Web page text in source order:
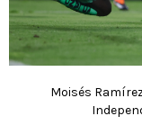
Moisés